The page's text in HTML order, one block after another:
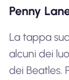
Penny
La tappa
alcuni dei
dei Beatles.